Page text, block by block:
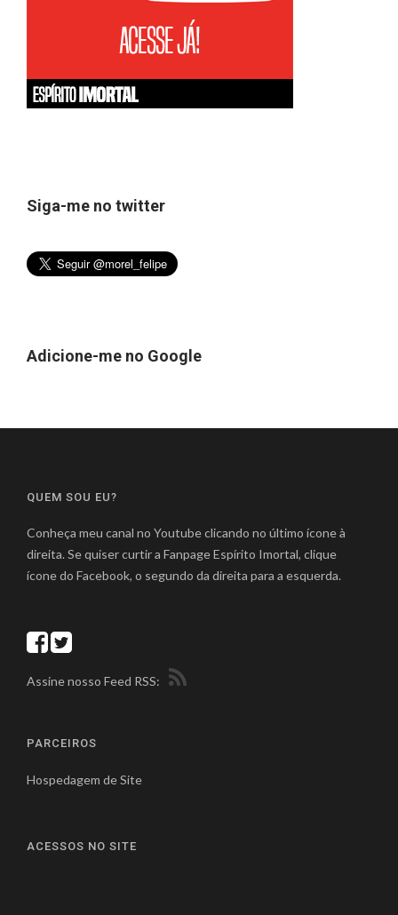
Siga-me no twitter
Adicione-me no Google
QUEM SOU EU?
Conheça meu canal no Youtube clicando no último ícone à
direita. Se quiser curtir a Fanpage Espírito Imortal, clique
ícone do Facebook, o segundo da direita para a esquerda.
Assine nosso Feed RSS:
PARCEIROS
Hospedagem de Site
ACESSOS NO SITE